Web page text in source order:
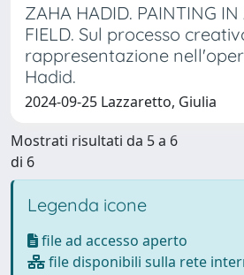
ZAHA HADID. PAINTING IN
FIELD. Sul processo
rappresentazione
Hadid.
2024-09-25 Lazzaretto, Giulia
Mostrati risultati da 5 a 6
di 6
Legenda icone
file ad accesso aperto
file disponibili sulla rete